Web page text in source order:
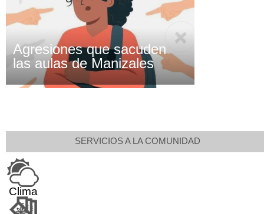
Agresiones que sacuden
las aulas de Manizales
SERVICIOS A LA COMUNIDAD
Clima